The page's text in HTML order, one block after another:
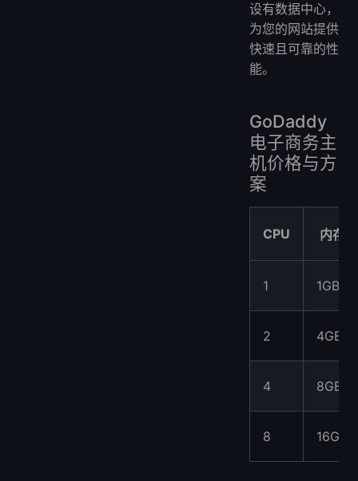
设有数据中心，
为您的网站提供
快速且可靠的性
能。
GoDaddy
电子商务主
机价格与方
案
CPU 内存
1 1GB
2 4GB
4 8GB
8 16GB